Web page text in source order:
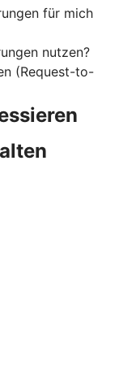
für mich
nutzen?
(Request-to-